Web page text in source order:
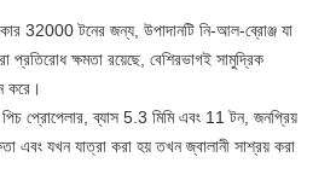
32000 টনের জন্য, উপাদানটি নি-আল-ব্রোঞ্জ যা
প্রতিরোধ ক্ষমতা রয়েছে, বেশিরভাগই সামুদ্রিক
করে।
প্রোপেলার, ব্যাস 5.3 মিমি এবং 11 টন, জনপ্রিয়
এবং যখন যাত্রা করা হয় তখন জ্বালানী সাশ্রয় করা